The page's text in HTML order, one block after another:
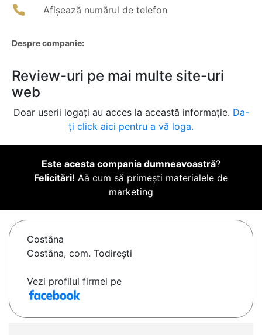
Afișează numărul de telefon
Despre companie:
Review-uri pe mai multe site-uri
web
Doar userii logați au acces la această informație. Da-
ți click aici pentru a vă loga.
Este acesta compania dumneavoastră?
Felicitări! Aă cum să primești materialele de
marketing
Costâna
Costâna, com. Todirești
Vezi profilul firmei pe